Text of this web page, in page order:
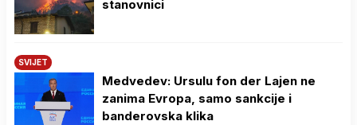
stanovnici
SVIJET
Medvedev: Ursulu fon der Lajen ne
zanima Evropa, samo sankcije i
banderovska klika